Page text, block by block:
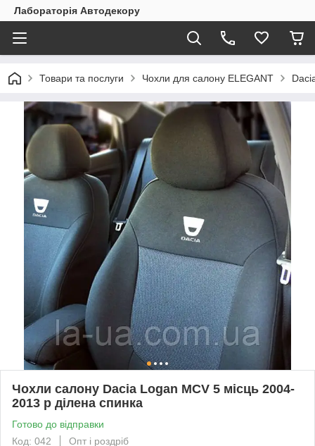
Лабораторія Автодекору
Товари та послуги Чохли для салону ELEGANT
Чохли салону Dacia Logan MCV 5 місць 2004-
2013 р ділена спинка
Готово до відправки
Код: 042
Опт і роздріб